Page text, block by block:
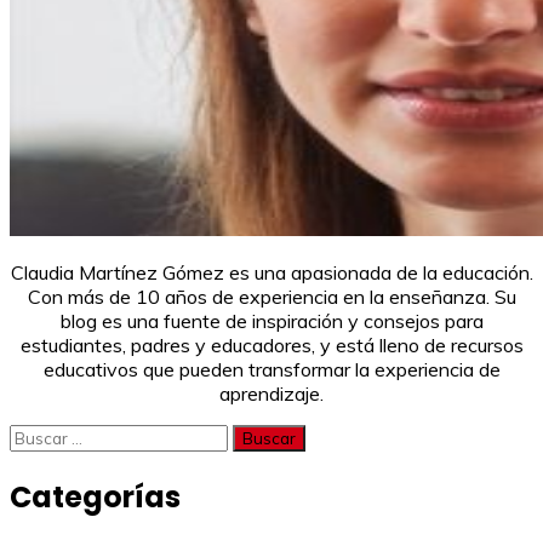
Claudia Martínez Gómez es una apasionada de la educación.
Con más de 10 años de experiencia en la enseñanza. Su
blog es una fuente de inspiración y consejos para
estudiantes, padres y educadores, y está lleno de recursos
educativos que pueden transformar la experiencia de
aprendizaje.
Buscar:
Categorías